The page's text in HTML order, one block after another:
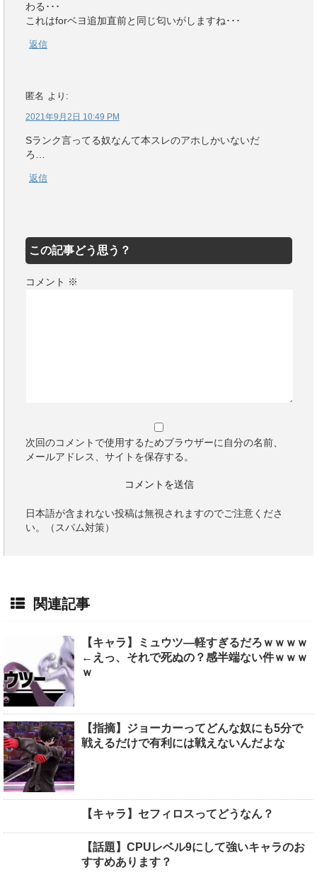
わる･･･
これはforベヨ追加直前と同じ匂いがしますね･･･
返信
匿名 より:
2021年9月2日 10:49 PM
Sランク言ってる奴なんて本スレのアホしかいないだ
ろ…
返信
この記事どう思う？
コメント ※
次回のコメントで使用するためブラウザーに自分の名前、
メールアドレス、サイトを保存する。
日本語が含まれない投稿は無視されますのでご注意くださ
い。（スパム対策）
関連記事
【キャラ】ミュウツ―軽すぎるだろｗｗｗｗ
←えっ、それで死ぬの？感半端ない件ｗｗｗ
ｗ
【指摘】ジョーカーってどんな奴にも5分で
戦えるだけで有利には戦えないんだよな
【キャラ】セフィロスってどうなん？
【話題】CPUレベル9にして強いキャラのお
すすめあります？